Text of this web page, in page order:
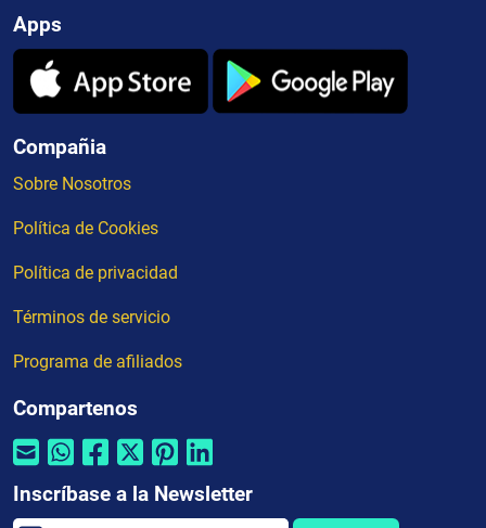
Apps
Compañia
Sobre Nosotros
Política de Cookies
Política de privacidad
Términos de servicio
Programa de afiliados
Compartenos
Inscríbase a la Newsletter